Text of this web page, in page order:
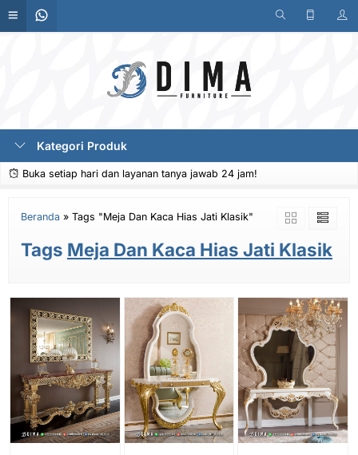
Kategori Produk
Buka setiap hari dan layanan tanya jawab 24 jam!
Beranda » Tags "Meja Dan Kaca Hias Jati Klasik"
Tags Meja Dan Kaca Hias Jati Klasik